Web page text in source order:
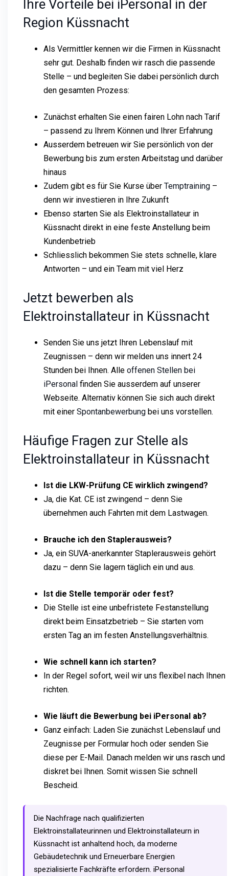
Ihre Vorteile bei iPersonal in der
Region Küssnacht
Als Vermittler kennen wir die Firmen in Küssnacht
sehr gut. Deshalb finden wir rasch die passende
Stelle – und begleiten Sie dabei persönlich durch
den gesamten Prozess:
Zunächst erhalten Sie einen fairen Lohn nach Tarif
– passend zu Ihrem Können und Ihrer Erfahrung
Ausserdem betreuen wir Sie persönlich von der
Bewerbung bis zum ersten Arbeitstag und darüber
hinaus
Zudem gibt es für Sie Kurse über Temptraining –
denn wir investieren in Ihre Zukunft
Ebenso starten Sie als Elektroinstallateur in
Küssnacht direkt in eine feste Anstellung beim
Kundenbetrieb
Schliesslich bekommen Sie stets schnelle, klare
Antworten – und ein Team mit viel Herz
Jetzt bewerben als
Elektroinstallateur in Küssnacht
Senden Sie uns jetzt Ihren Lebenslauf mit
Zeugnissen – denn wir melden uns innert 24
Stunden bei Ihnen. Alle offenen Stellen bei
iPersonal finden Sie ausserdem auf unserer
Webseite. Alternativ können Sie sich auch direkt
mit einer Spontanbewerbung bei uns vorstellen.
Häufige Fragen zur Stelle als
Elektroinstallateur in Küssnacht
Ist die LKW-Prüfung CE wirklich zwingend?
Ja, die Kat. CE ist zwingend – denn Sie
übernehmen auch Fahrten mit dem Lastwagen.
Brauche ich den Staplerausweis?
Ja, ein SUVA-anerkannter Staplerausweis gehört
dazu – denn Sie lagern täglich ein und aus.
Ist die Stelle temporär oder fest?
Die Stelle ist eine unbefristete Festanstellung
direkt beim Einsatzbetrieb – Sie starten vom
ersten Tag an im festen Anstellungsverhältnis.
Wie schnell kann ich starten?
In der Regel sofort, weil wir uns flexibel nach Ihnen
richten.
Wie läuft die Bewerbung bei iPersonal ab?
Ganz einfach: Laden Sie zunächst Lebenslauf und
Zeugnisse per Formular hoch oder senden Sie
diese per E-Mail. Danach melden wir uns rasch und
diskret bei Ihnen. Somit wissen Sie schnell
Bescheid.
Die Nachfrage nach qualifizierten
Elektroinstallateurinnen und Elektroinstallateurn in
Küssnacht ist anhaltend hoch, da moderne
Gebäudetechnik und Erneuerbare Energien
spezialisierte Fachkräfte erfordern. iPersonal